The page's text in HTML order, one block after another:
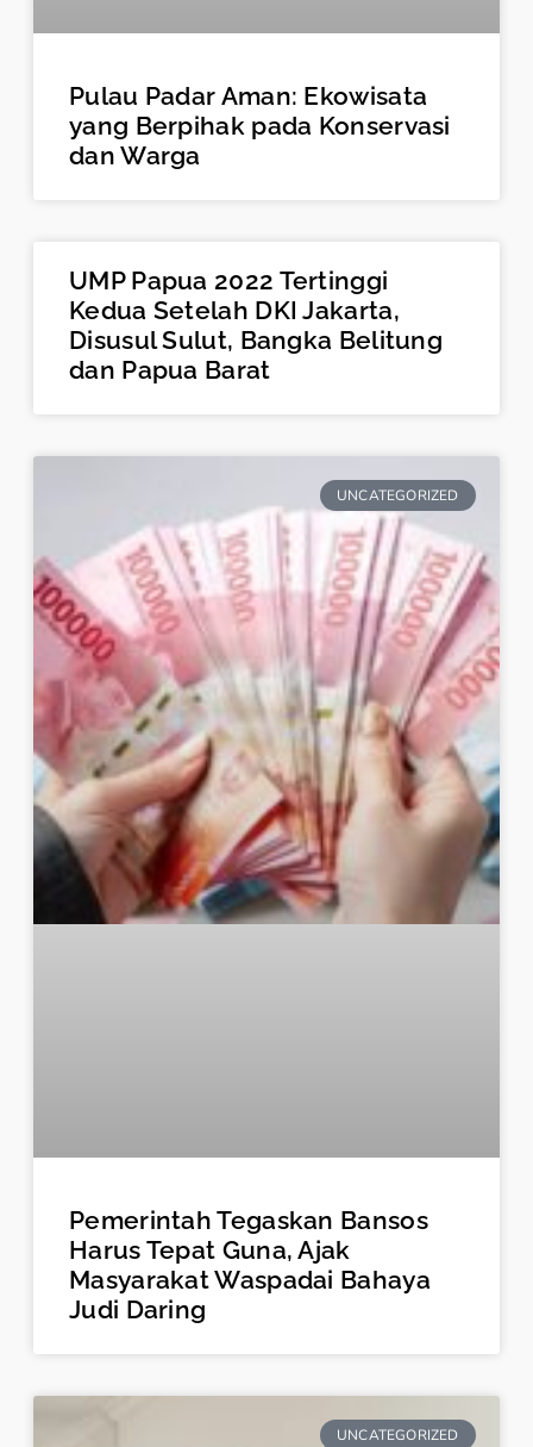
Pulau Padar Aman: Ekowisata
yang Berpihak pada Konservasi
dan Warga
UMP Papua 2022 Tertinggi
Kedua Setelah DKI Jakarta,
Disusul Sulut, Bangka Belitung
dan Papua Barat
UNCATEGORIZED
Pemerintah Tegaskan Bansos
Harus Tepat Guna, Ajak
Masyarakat Waspadai Bahaya
Judi Daring
UNCATEGORIZED